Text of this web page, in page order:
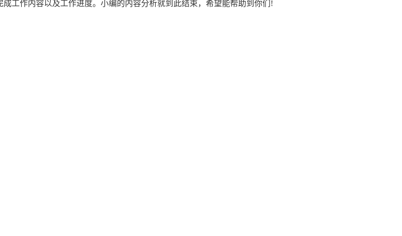
工作内容以及工作进度。小编的内容分析就到此结束，希望能帮助到你们!